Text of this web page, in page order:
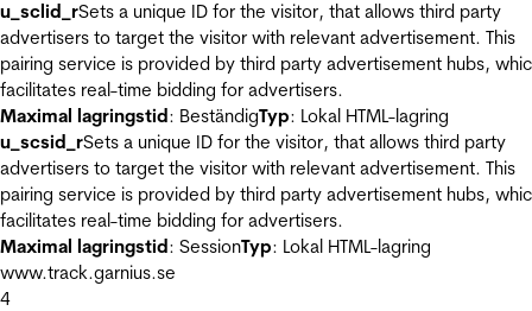
u_sclid_rSets a unique ID for the visitor, that allows third party
advertisers to target the visitor with relevant advertisement. This
pairing service is provided by third party advertisement hubs,
facilitates real-time bidding for advertisers.
Maximal lagringstid: BeständigTyp: Lokal HTML-lagring
u_scsid_rSets a unique ID for the visitor, that allows third party
advertisers to target the visitor with relevant advertisement. This
pairing service is provided by third party advertisement hubs,
facilitates real-time bidding for advertisers.
Maximal lagringstid: SessionTyp: Lokal HTML-lagring
www.track.garnius.se
4